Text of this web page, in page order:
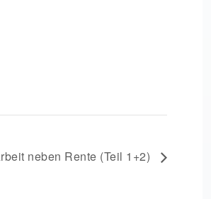
neben Rente (Teil 1+2)